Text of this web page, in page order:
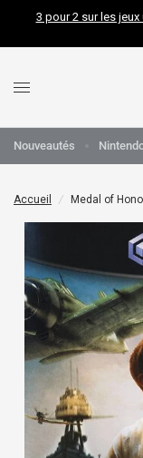
3 pour 2 sur les
Nouveautés
Accueil / Medal of